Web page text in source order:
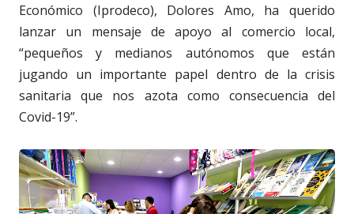
Económico (Iprodeco), Dolores Amo, ha querido
lanzar un mensaje de apoyo al comercio local,
“pequeños y medianos autónomos que están
jugando un importante papel dentro de la crisis
sanitaria que nos azota como consecuencia del
Covid-19”.